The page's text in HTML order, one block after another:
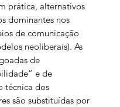
prática, alternativos
dominantes nos
de comunicação
neoliberais). As
de
e de
técnica dos
são substituídas por